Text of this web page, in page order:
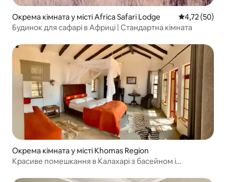
Окрема кімната у місті Africa Safari Lodge Середня
4,72 (50)
Будинок для сафарі в Африці | Стандартна кімната
Окрема кімната у місті Khomas Region
Красиве помешкання в Калахарі з басейном і